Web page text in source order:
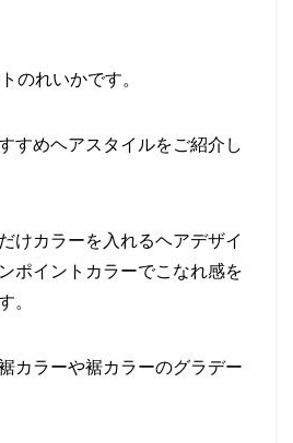
のれいかです。
すめヘアスタイルをご紹介し
けカラーを入れるヘアデザイ
ポイントカラーでこなれ感を
。
カラーや裾カラーのグラデー